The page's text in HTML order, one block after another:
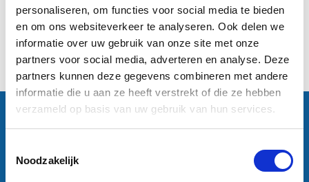
personaliseren, om functies voor social media te bieden
en om ons websiteverkeer te analyseren. Ook delen we
informatie over uw gebruik van onze site met onze
partners voor social media, adverteren en analyse. Deze
partners kunnen deze gegevens combineren met andere
informatie die u aan ze heeft verstrekt of die ze hebben
verzameld op basis van uw gebruik van hun services.
Noodzakelijk
Informatie
1
Contactgegevens
Sneleenposter.nl
1771 PA Wieringerwerf